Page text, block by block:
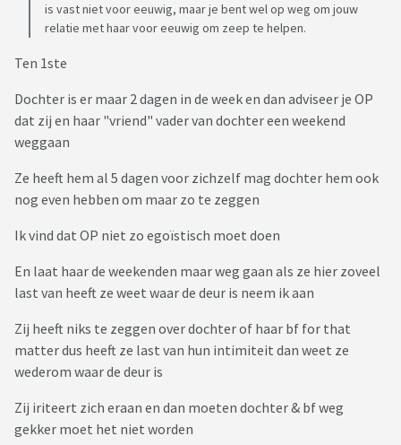
is vast niet voor eeuwig, maar je bent wel op weg om jouw
relatie met haar voor eeuwig om zeep te helpen.
Ten 1ste
Dochter is er maar 2 dagen in de week en dan adviseer je OP
dat zij en haar "vriend" vader van dochter een weekend
weggaan
Ze heeft hem al 5 dagen voor zichzelf mag dochter hem ook
nog even hebben om maar zo te zeggen
Ik vind dat OP niet zo egoïstisch moet doen
En laat haar de weekenden maar weg gaan als ze hier zoveel
last van heeft ze weet waar de deur is neem ik aan
Zij heeft niks te zeggen over dochter of haar bf for that
matter dus heeft ze last van hun intimiteit dan weet ze
wederom waar de deur is
Zij iriteert zich eraan en dan moeten dochter & bf weg
gekker moet het niet worden